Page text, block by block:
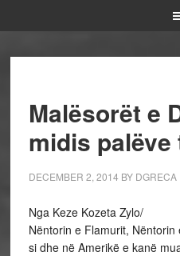
Malësorët e
midis
DECEMBER 2, 2014 BY DGRECA
Nga Keze Kozeta Zylo/
Nëntorin e Flamurit,
si dhe në Amerikë e kanë